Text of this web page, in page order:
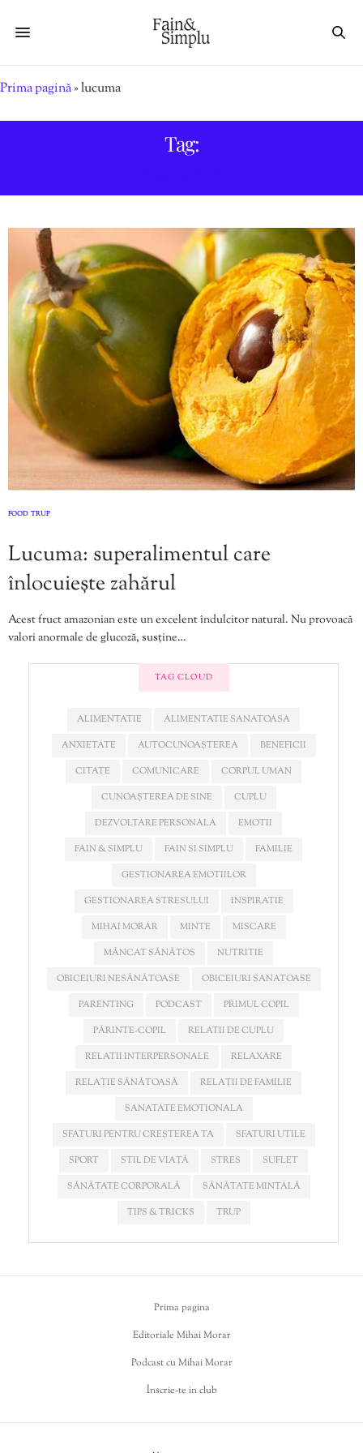
Prima pagină»lucuma
Tag:
FOOD TRUP
Lucuma: superalimentul care
înlocuiește zahărul
Acest fruct amazonian este un excelent îndulcitor natural. Nu provoacă
valori anormale de glucoză, susține…
TAG CLOUD
ALIMENTATIE
ALIMENTATIE SANATOASA
ANXIETATE
AUTOCUNOAȘTEREA
BENEFICII
CITATE
COMUNICARE
CORPUL UMAN
CUNOAȘTEREA DE SINE
CUPLU
DEZVOLTARE PERSONALA
EMOTII
FAIN & SIMPLU
FAIN SI SIMPLU
FAMILIE
GESTIONAREA EMOTIILOR
GESTIONAREA STRESULUI
INSPIRATIE
MIHAI MORAR
MINTE
MISCARE
MÂNCAT SĂNĂTOS
NUTRITIE
OBICEIURI NESĂNĂTOASE
OBICEIURI SANATOASE
PARENTING
PODCAST
PRIMUL COPIL
PĂRINTE-COPIL
RELATII DE CUPLU
RELATII INTERPERSONALE
RELAXARE
RELAȚIE SĂNĂTOASĂ
RELAȚII DE FAMILIE
SANATATE EMOTIONALA
SFATURI PENTRU CREȘTEREA TA
SFATURI UTILE
SPORT
STIL DE VIAȚĂ STRES
SUFLET
SĂNĂTATE CORPORALĂ
SĂNĂTATE MINTALĂ
TIPS & TRICKS
TRUP
Prima pagina
Editoriale Mihai Morar
Podcast cu Mihai Morar
Înscrie-te in club